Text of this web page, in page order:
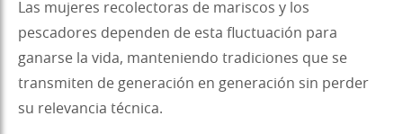
Las mujeres recolectoras de mariscos y los
pescadores dependen de esta fluctuación para
ganarse la vida, manteniendo tradiciones que se
transmiten de generación en generación sin perder
su relevancia técnica.